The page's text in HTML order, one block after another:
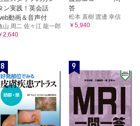
ン実践！英会話
動画＆音声付
山 周二 佐々江 龍一郎
2,640
答
松本 直樹 渡邊 幸信
￥5,940
8 9